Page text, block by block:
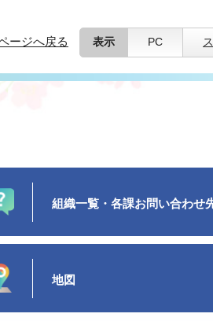
ージへ戻る 表示 PC
組織一覧・各課お問い合わせ
地図